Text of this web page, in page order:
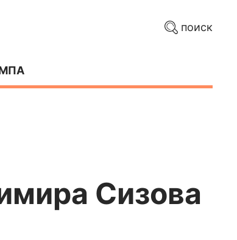
поиск
Сизова